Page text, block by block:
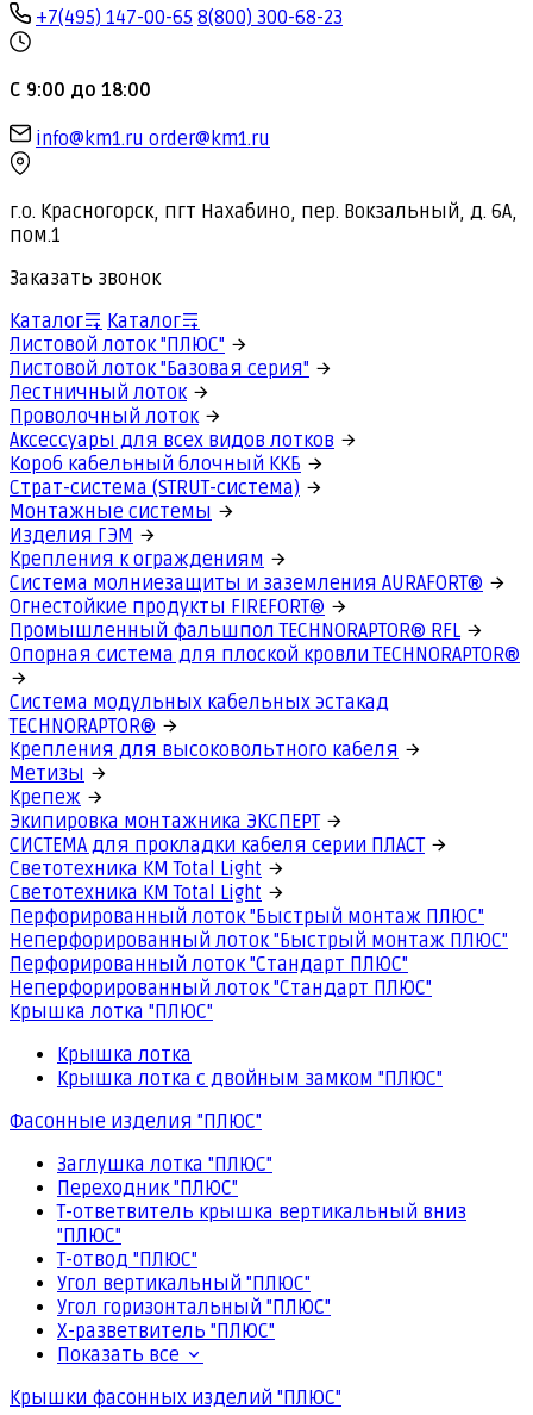
+7(495) 147-00-65 8(800) 300-68-23
С 9:00 до 18:00
info@km1.ru order@km1.ru
г.о. Красногорск, пгт Нахабино, пер. Вокзальный, д. 6А,
пом.1
Заказать звонок
Каталог
Каталог
Листовой лоток "ПЛЮС"
Листовой лоток "Базовая серия"
Лестничный лоток
Проволочный лоток
Аксессуары для всех видов лотков
Короб кабельный блочный ККБ
Страт-система (STRUT-система)
Монтажные системы
Изделия ГЭМ
Крепления к ограждениям
Система молниезащиты и заземления AURAFORT®
Огнестойкие продукты FIREFORT®
Промышленный фальшпол TECHNORAPTOR® RFL
Опорная система для плоской кровли TECHNORAPTOR®
Система модульных кабельных эстакад
TECHNORAPTOR®
Крепления для высоковольтного кабеля
Метизы
Крепеж
Экипировка монтажника ЭКСПЕРТ
СИСТЕМА для прокладки кабеля серии ПЛАСТ
Светотехника КМ Total Light
Светотехника КМ Total Light
Перфорированный лоток "Быстрый монтаж ПЛЮС"
Неперфорированный лоток "Быстрый монтаж ПЛЮС"
Перфорированный лоток "Стандарт ПЛЮС"
Неперфорированный лоток "Стандарт ПЛЮС"
Крышка лотка "ПЛЮС"
Крышка лотка
Крышка лотка с двойным замком "ПЛЮС"
Фасонные изделия "ПЛЮС"
Заглушка лотка "ПЛЮС"
Переходник "ПЛЮС"
Т-ответвитель крышка вертикальный вниз
"ПЛЮС"
Т-отвод "ПЛЮС"
Угол вертикальный "ПЛЮС"
Угол горизонтальный "ПЛЮС"
Х-разветвитель "ПЛЮС"
Показать все
Крышки фасонных изделий "ПЛЮС"